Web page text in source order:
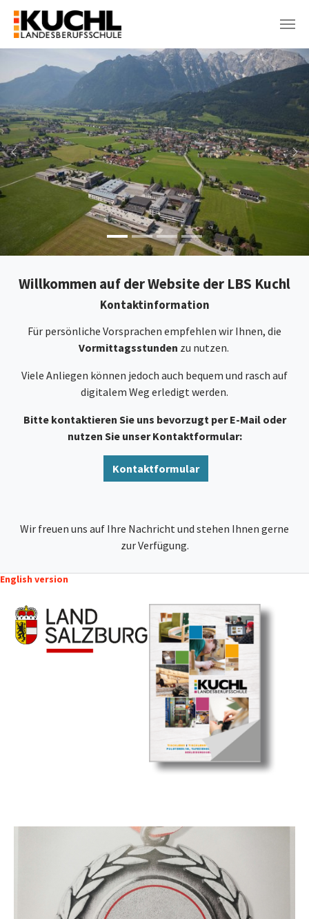
Skip to main navigation
Skip to main content
Skip to page footer
Previous
Willkommen auf der Website der LBS Kuchl
Kontaktinformation
Für persönliche Vorsprachen empfehlen wir Ihnen, die
Vormittagsstunden zu nutzen.
Viele Anliegen können jedoch auch bequem und rasch auf
digitalem Weg erledigt werden.
Bitte kontaktieren Sie uns bevorzugt per E-Mail oder
nutzen Sie unser Kontaktformular:
Kontaktformular
Wir freuen uns auf Ihre Nachricht und stehen Ihnen gerne
zur Verfügung.
English version